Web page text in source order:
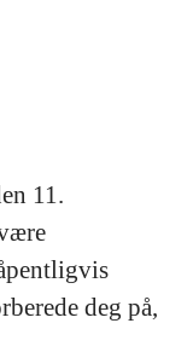
11.
deg på,